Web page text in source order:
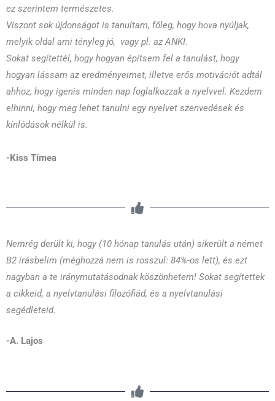
ez szerintem természetes.
Viszont sok újdonságot is tanultam, főleg, hogy hova nyúljak,
melyik oldal ami tényleg jó, vagy pl. az ANKI.
Sokat segítettél, hogy hogyan építsem fel a tanulást, hogy
hogyan lássam az eredményeimet, illetve erős motivációt adtál
ahhoz, hogy igenis minden nap foglalkozzak a nyelvvel. Kezdem
elhinni, hogy meg lehet tanulni egy nyelvet szenvedések és
kínlódások nélkül is.
-Kiss Tímea
Nemrég derült ki, hogy (10 hónap tanulás után) sikerült a német
B2 írásbelim (méghozzá nem is rosszul: 84%-os lett), és ezt
nagyban a te iránymutatásodnak köszönhetem! Sokat segítettek
a cikkeid, a nyelvtanulási filozófiád, és a nyelvtanulási
segédleteid.
-A. Lajos